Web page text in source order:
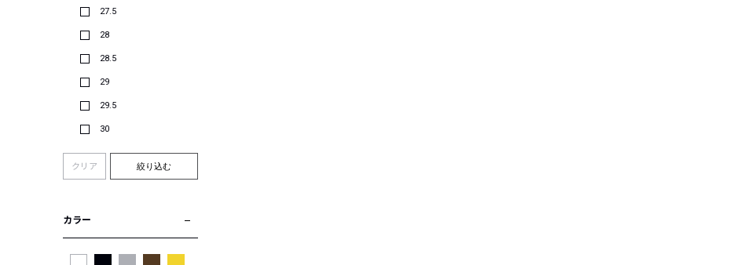
27.5
28
28.5
29
29.5
30
クリア 絞り込む
カラー